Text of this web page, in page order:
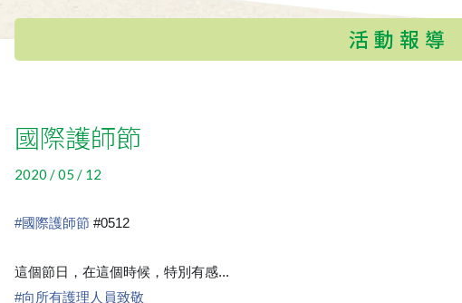
活動報導
國際護師節
2020 / 05 / 12
#國際護師節 #0512
這個節日，在這個時候，特別有感...
#向所有護理人員致敬